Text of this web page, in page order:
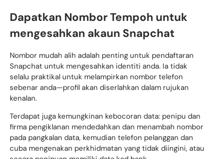
Dapatkan Nombor Tempoh untuk
mengesahkan akaun Snapchat
Nombor mudah alih adalah penting untuk pendaftaran
Snapchat untuk mengesahkan identiti anda. Ia tidak
selalu praktikal untuk melampirkan nombor telefon
sebenar anda—profil akan diserlahkan dalam rujukan
kenalan.
Terdapat juga kemungkinan kebocoran data: penipu dan
firma pengiklanan mendedahkan dan menambah nombor
pada pangkalan data, kemudian telefon pelanggan dan
cuba mengenakan perkhidmatan yang tidak diingini, atau